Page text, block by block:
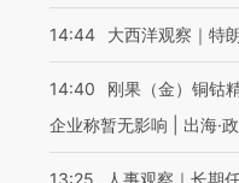
14:44 大西洋观察｜特
14:40
刚果（金）铜钴
企业称暂无影响 | 出海·
13:25
人事观察｜长期